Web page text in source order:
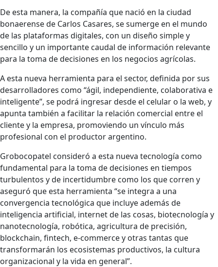
De esta manera, la compañía que nació en la ciudad
bonaerense de Carlos Casares, se sumerge en el mundo
de las plataformas digitales, con un diseño simple y
sencillo y un importante caudal de información relevante
para la toma de decisiones en los negocios agrícolas.
A esta nueva herramienta para el sector, definida por sus
desarrolladores como “ágil, independiente, colaborativa e
inteligente”, se podrá ingresar desde el celular o la web, y
apunta también a facilitar la relación comercial entre el
cliente y la empresa, promoviendo un vínculo más
profesional con el productor argentino.
Grobocopatel consideró a esta nueva tecnología como
fundamental para la toma de decisiones en tiempos
turbulentos y de incertidumbre como los que corren y
aseguró que esta herramienta “se integra a una
convergencia tecnológica que incluye además de
inteligencia artificial, internet de las cosas, biotecnología y
nanotecnología, robótica, agricultura de precisión,
blockchain, fintech, e-commerce y otras tantas que
transformarán los ecosistemas productivos, la cultura
organizacional y la vida en general”.